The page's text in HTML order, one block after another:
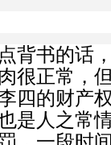
背书的话
很正常，
四的财产
是人之常